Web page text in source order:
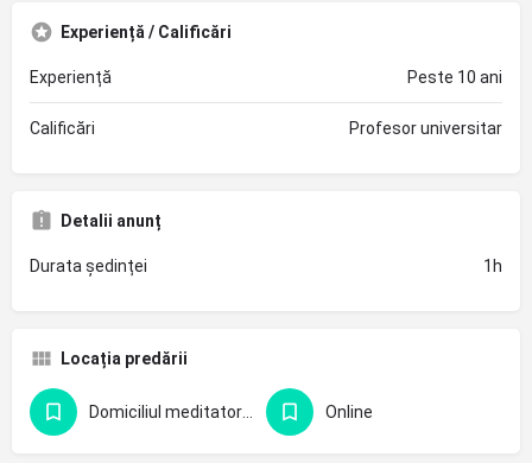
Experiență / Calificări
Experiență Peste 10 ani
Calificări Profesor universitar
Detalii anunț
Durata ședinței 1h
Locația predării
Online